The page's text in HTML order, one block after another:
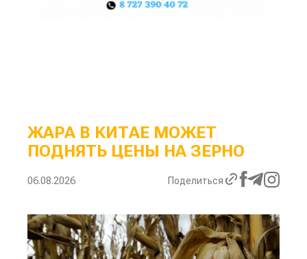
ЖАРА В КИТАЕ МОЖЕТ
ПОДНЯТЬ ЦЕНЫ НА ЗЕРНО
06.08.2026 Поделиться